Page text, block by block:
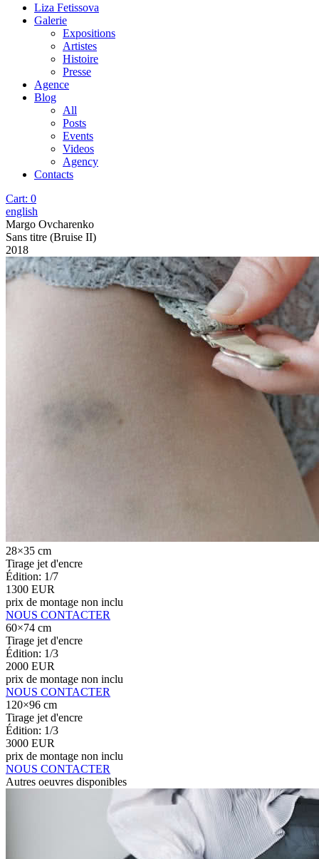
Liza Fetissova
Galerie
Expositions
Artistes
Histoire
Presse
Agence
Blog
All
Posts
Events
Videos
Agency
Contacts
Cart: 0
english
Margo Ovcharenko
Sans titre (Bruise II)
2018
28×35 cm
Tirage jet d'encre
Édition: 1/7
1300 EUR
prix de montage non inclu
NOUS CONTACTER
60×74 cm
Tirage jet d'encre
Édition: 1/3
2000 EUR
prix de montage non inclu
NOUS CONTACTER
120×96 cm
Tirage jet d'encre
Édition: 1/3
3000 EUR
prix de montage non inclu
NOUS CONTACTER
Autres oeuvres disponibles